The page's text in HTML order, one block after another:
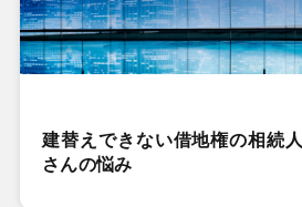
建替えできない借地権の相続
さんの悩み